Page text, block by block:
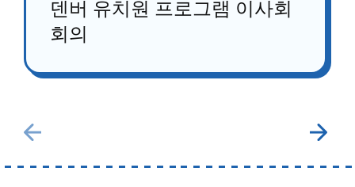
덴버 유치원 프로그램 이사회
회의